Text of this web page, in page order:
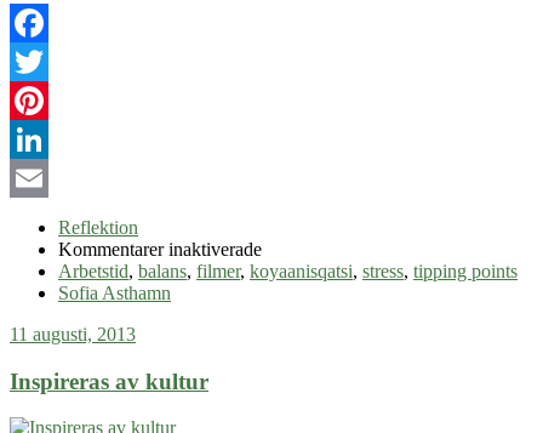
Facebook
Twitter
Pinterest
LinkedIn
Reflektion
Kommentarer inaktiveradeför
Koyaanisqatsi
Arbetstid, balans, filmer, koyaanisqatsi, stress, tipping points
Sofia Asthamn
11 augusti, 2013
Inspireras av kultur